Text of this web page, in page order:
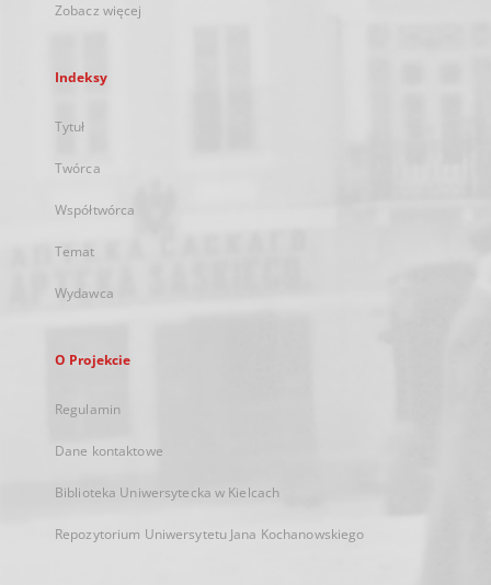
Zobacz więcej
Indeksy
Tytuł
Twórca
Współtwórca
Temat
Wydawca
O Projekcie
Regulamin
Dane kontaktowe
Biblioteka Uniwersytecka w Kielcach
Repozytorium Uniwersytetu Jana Kochanowskiego